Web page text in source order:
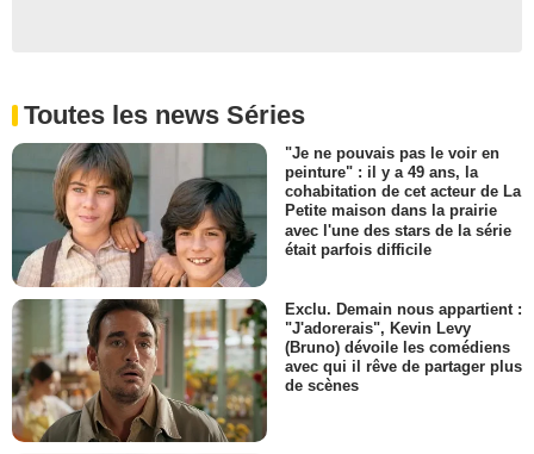
Toutes les news Séries
"Je ne pouvais pas le voir en
peinture" : il y a 49 ans, la
cohabitation de cet acteur de La
Petite maison dans la prairie
avec l'une des stars de la série
était parfois difficile
Exclu. Demain nous appartient :
"J'adorerais", Kevin Levy
(Bruno) dévoile les comédiens
avec qui il rêve de partager plus
de scènes